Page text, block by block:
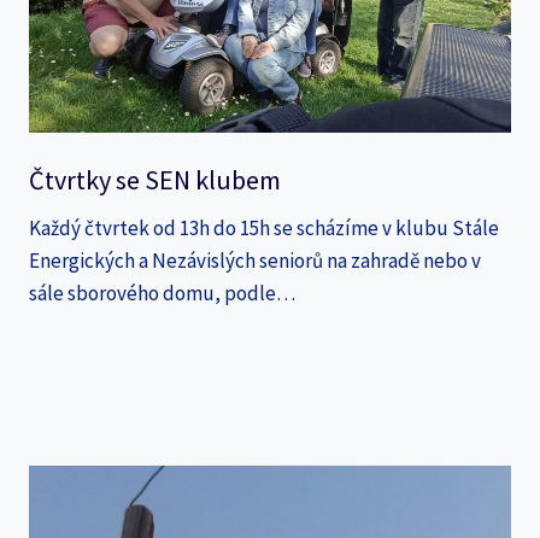
Čtvrtky se SEN klubem
Každý čtvrtek od 13h do 15h se scházíme v klubu Stále
Energických a Nezávislých seniorů na zahradě nebo v
sále sborového domu, podle…